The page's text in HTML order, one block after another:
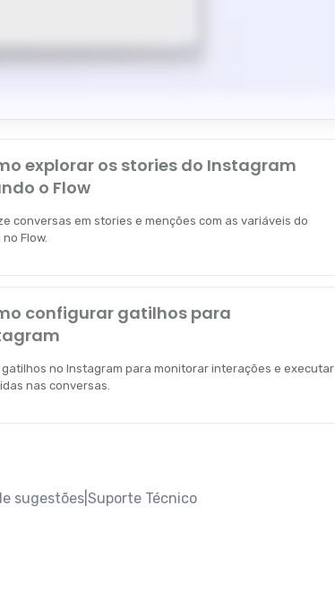
explorar os stories do Instagram
o Flow
conversas em stories e menções com as variáveis do
Flow.
configurar gatilhos para
no Instagram para monitorar interações e executar
nas conversas.
sugestões Suporte Técnico